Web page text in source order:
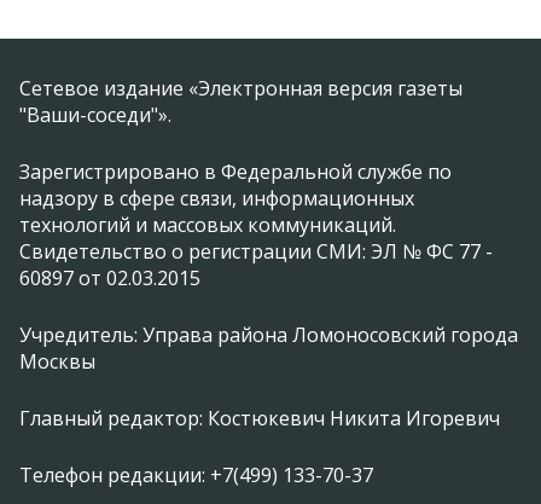
Сетевое издание «Электронная версия газеты
"Ваши-соседи"».
Зарегистрировано в Федеральной службе по
надзору в сфере связи, информационных
технологий и массовых коммуникаций.
Свидетельство о регистрации СМИ: ЭЛ № ФС 77 -
60897 от 02.03.2015
Учредитель: Управа района Ломоносовский города
Москвы
Главный редактор: Костюкевич Никита Игоревич
Телефон редакции: +7(499) 133-70-37